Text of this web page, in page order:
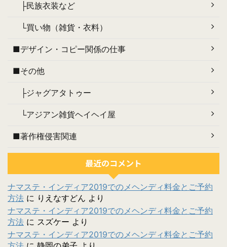
├民族衣装など
└買い物（雑貨・衣料）
■デザイン・コピー関係の仕事
■その他
├ジャグアタトゥー
└アジアン雑貨ヘイヘイ屋
■著作権侵害関連
最近のコメント
ナマステ・インディア2019でのメヘンディ料金とご予約
方法 に りえなすどん より
ナマステ・インディア2019でのメヘンディ料金とご予約
方法 に スズケー より
ナマステ・インディア2019でのメヘンディ料金とご予約